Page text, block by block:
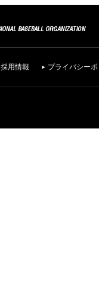
採用情報 プライバシー